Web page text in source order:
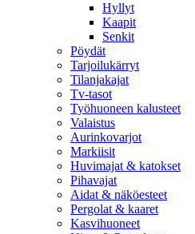
Hyllyt
Kaapit
Senkit
Pöydät
Tarjoilukärryt
Tilanjakajat
Tv-tasot
Työhuoneen kalusteet
Valaistus
Aurinkovarjot
Markiisit
Huvimajat & katokset
Pihavajat
Aidat & näköesteet
Pergolat & kaaret
Kasvihuoneet